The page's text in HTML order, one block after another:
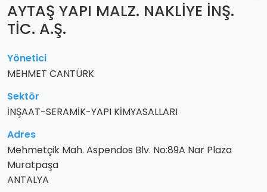
AYTAŞ YAPI MALZ. NAKLİYE İNŞ.
TİC. A.Ş.
Yönetici
MEHMET CANTÜRK
Sektör
İNŞAAT-SERAMİK-YAPI KİMYASALLARI
Adres
Mehmetçik Mah. Aspendos Blv. No:89A Nar Plaza
Muratpaşa
ANTALYA